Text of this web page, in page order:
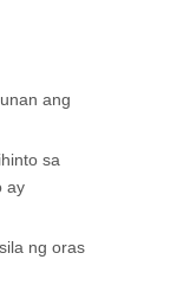
ang
sa
ay
ng oras